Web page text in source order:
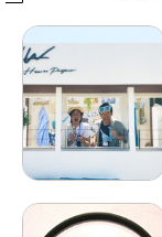
オーナー様イ
ごあいさつ
チーム紹介